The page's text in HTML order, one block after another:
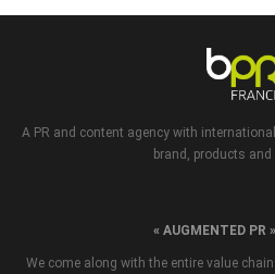
A PR and content agency with
brand, products and
« AUGMENTED PR
We come along with the entire value